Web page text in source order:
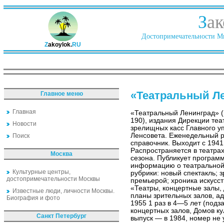
Zakoylok.RU
З
Достопримечательности
Главное меню
Главная
Новости
Поиск
Москва
Культурные центры,
достопримечательности Москвы
Известные люди, личности Москвы.
Биография и фото
Санкт Петербург
«Театральный
«Театральный Ленинград»
190), издания Дирекции
зрелищных касс Главного
Ленсовета. Еженедельный
справочник. Выходит с
Распространяется в
сезона. Публикует
информацию о
рубрики: новый спектакль;
премьерой; хроника
«Театры, концертные
планы зрительных залов,
1955 1 раз в 4—5 лет
концертных залов, Домов
выпуск — в 1984, номер не